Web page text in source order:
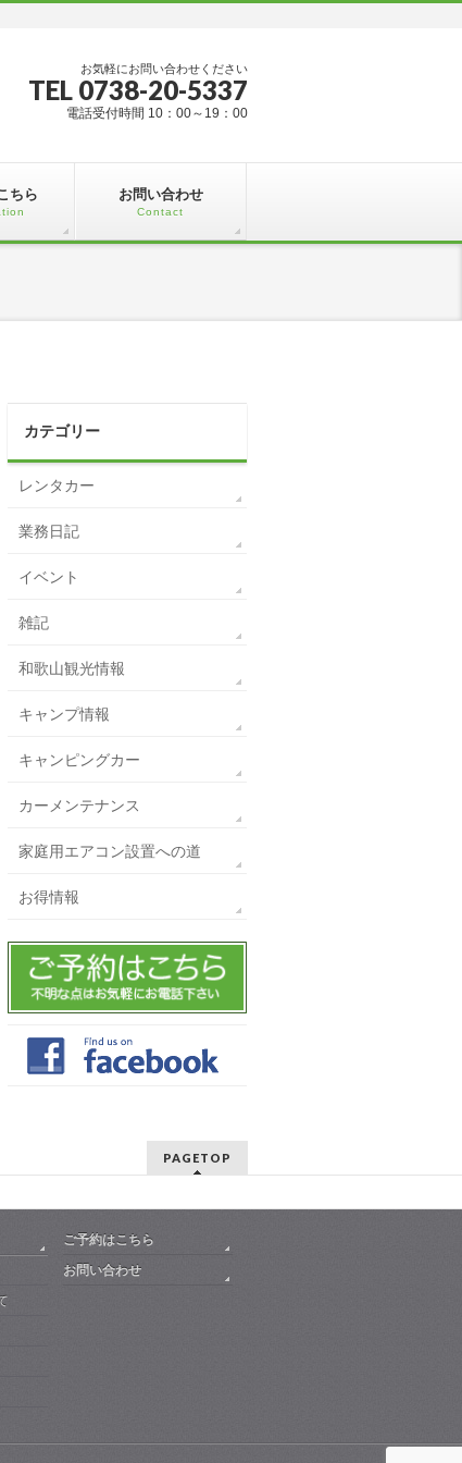
お気軽にお問い合わせください
TEL 0738-20-5337
電話受付時間 10：00～19：00
ちら お問い合わせ
Contact
カテゴリー
レンタカー
業務日記
イベント
雑記
和歌山観光情報
キャンプ情報
キャンピングカー
カーメンテナンス
家庭用エアコン設置への道
お得情報
PAGETOP
ご予約はこちら
お問い合わせ